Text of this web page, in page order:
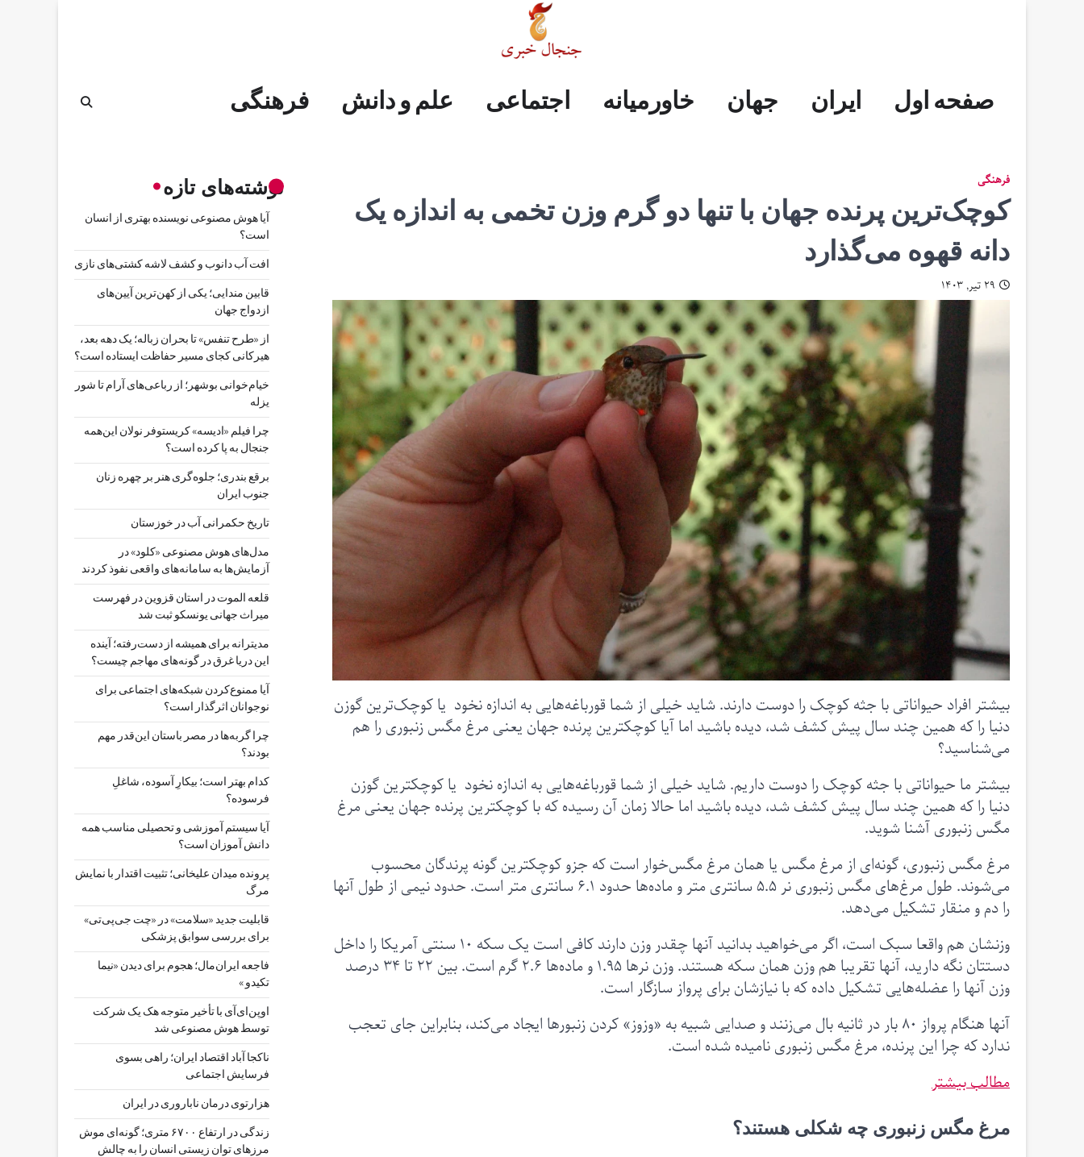
صفحه
ایران
جهان
خاورمیانه
اجتماعی
علم
فرهنگی
صفحه اول ایران جهان خاورمیانه اجتماعی علم و دانش فرهنگی
فرهنگی
کوچک‌‌ترین پرنده جهان با تنها دو گرم وزن تخمی به اندازه یک
دانه قهوه می‌گذارد
۲۹ تیر, ۱۴۰۳
بیشتر افراد حیواناتی با جثه کوچک را دوست دارند. شاید خیلی از شما قورباغه‌هایی به اندازه نخود یا کوچک‌‌ترین گوزن
دنیا را که همین چند سال پیش کشف شد، دیده باشید اما آیا کوچکترین پرنده جهان یعنی مرغ مگس‌ زنبوری را هم
می‌شناسید؟
بیشتر ما حیواناتی با جثه کوچک را دوست داریم. شاید خیلی از شما قورباغه‌هایی به اندازه نخود یا کوچکترین گوزن
دنیا را که همین چند سال پیش کشف شد، دیده باشید اما حالا زمان آن رسیده که با کوچکترین پرنده جهان یعنی مرغ
مگس‌ زنبوری آشنا شوید.
مرغ مگس زنبوری، گونه‌ای از مرغ‌‌ مگس‌ یا همان مرغ مگس‌خوار است که جزو کوچکترین گونه پرندگان محسوب
می‌شوند. طول مرغ‌های مگس‌ زنبوری نر ۵.۵ سانتری‌ متر و ماده‌‌‌ها حدود ۶.۱ سانتری‌ متر است. حدود نیمی از طول آنها
را دم و منقار تشکیل می‌دهد.
وزنشان هم واقعا سبک است، اگر می‌خواهید بدانید آنها چقدر وزن دارند کافی است یک سکه ۱۰ سنتی آمریکا را داخل
دستتان نگه دارید، آنها تقریبا هم وزن همان سکه هستند. وزن نرها ۱.۹۵ و ماده‌ها ۲.۶ گرم است. بین ۲۲ تا ۳۴ درصد
وزن آنها را عضله‌‌هایی تشکیل داده که با نیازشان برای پرواز سازگار است.
آنها هنگام پرواز ۸۰ بار در ثانیه بال می‌زنند و صدایی شبیه به «وزوز» کردن زنبورها ایجاد می‌کند، بنابراین جای تعجب
ندارد که چرا این پرنده، مرغ مگس زنبوری نامیده شده است.
مطالب بیشتر
مرغ مگس‌ زنبوری چه شکلی هستند؟
نوشته‌های تازه
آیا هوش مصنوعی نویسنده بهتری از انسان
است؟
افت آب دانوب و کشف لاشه کشتی‌های نازی
قابین مندایی؛ یکی از کهن‌ترین آیین‌های
ازدواج جهان
از «طرح تنفس» تا بحران زباله؛ یک دهه بعد،
هیرکانی کجای مسیر حفاظت ایستاده است؟
خیام‌خوانی بوشهر؛ از رباعی‌های آرام تا شور
یزله
چرا فیلم «ادیسه» کریستوفر نولان این‌همه
جنجال به پا کرده است؟
برقع بندری؛ جلوه‌گری هنر بر چهره زنان
جنوب ایران
تاریخ حکمرانی آب در خوزستان
مدل‌های هوش مصنوعی «کلود» در
آزمایش‌ها به سامانه‌های واقعی نفوذ کردند
قلعه الموت در استان قزوین در فهرست
میراث جهانی یونسکو ثبت شد
مدیترانه برای همیشه از دست‌رفته؛ آینده
این دریا غرق در گونه‌های مهاجم چیست؟
آیا ممنوع‌کردن شبکه‌های اجتماعی برای
نوجوانان اثرگذار است؟
چرا گربه‌ها در مصر باستان این‌قدر مهم
بودند؟
کدام بهتر است؛ بیکارِ آسوده، شاغلِ
فرسوده؟
آیا سیستم آموزشی و تحصیلی مناسب همه
دانش آموزان است؟
پرونده میدان علیخانی؛ تثبیت اقتدار با نمایش
مرگ
قابلیت جدید «سلامت» در «چت ‌جی‌پی‌تی»
برای بررسی سوابق پزشکی
فاجعه ایران‌مال؛ هجوم برای دیدن «نیما
تکیدو »
اوپن‌ای‌آی با تأخیر متوجه هک یک شرکت
توسط هوش مصنوعی شد
ناکجا آباد اقتصاد ایران؛ راهی بسوی
فرسایش اجتماعی
هزارتوی درمان ناباروری در ایران
زندگی در ارتفاع ۶۷۰۰ متری؛ گونه‌ای موش
مرزهای توان زیستی انسان را به چالش